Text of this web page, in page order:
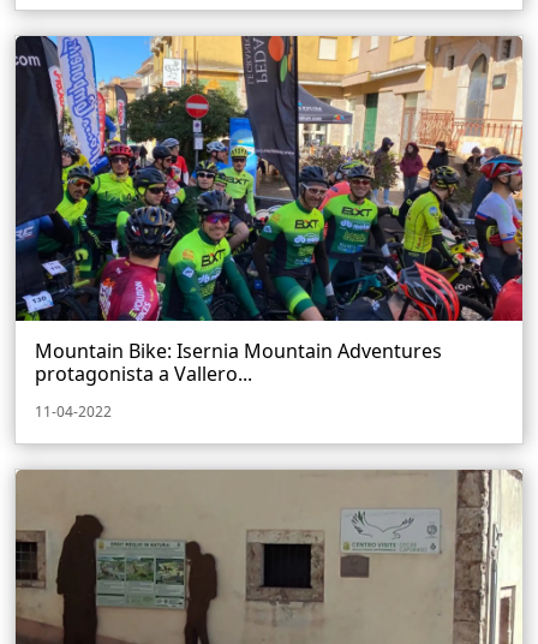
Mountain Bike: Isernia Mountain Adventures
protagonista a Vallero...
11-04-2022